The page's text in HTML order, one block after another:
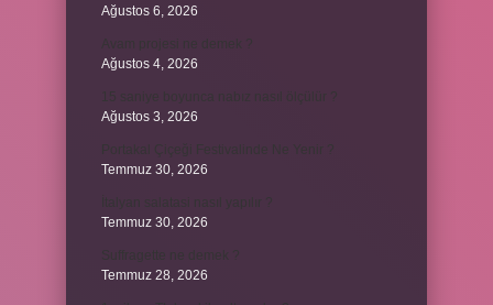
Ağustos 6, 2026
Ağustos 4, 2026
Ağustos 3, 2026
Temmuz 30, 2026
Temmuz 30, 2026
Temmuz 28, 2026